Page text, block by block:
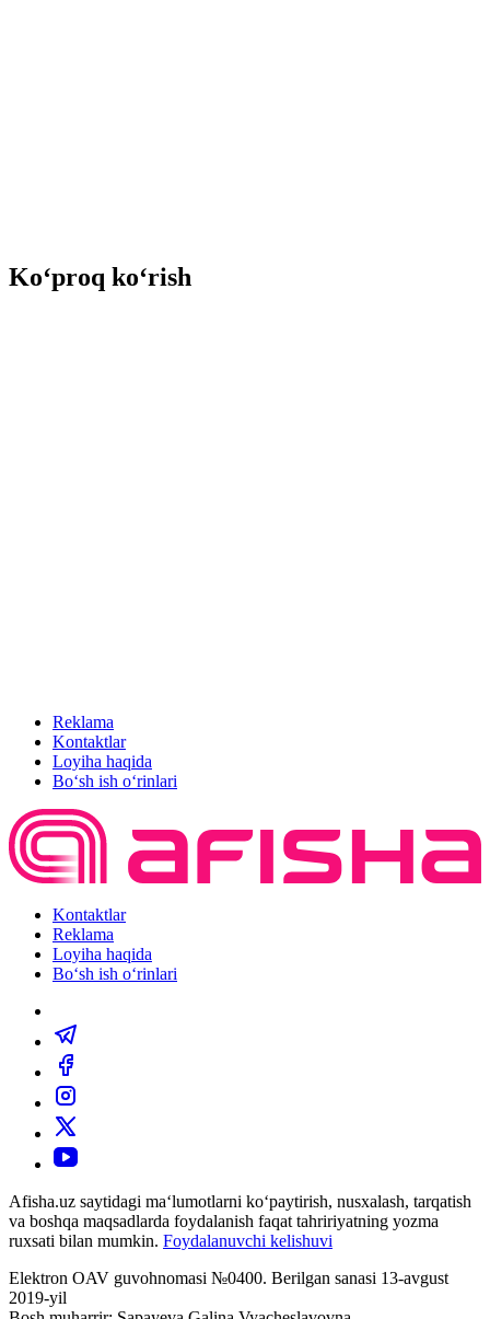
Ko‘proq ko‘rish
Reklama
Kontaktlar
Loyiha haqida
Bo‘sh ish o‘rinlari
Kontaktlar
Reklama
Loyiha haqida
Bo‘sh ish o‘rinlari
Afisha.uz saytidagi ma‘lumotlarni ko‘paytirish, nusxalash, tarqatish
va boshqa maqsadlarda foydalanish faqat tahririyatning yozma
ruxsati bilan mumkin. Foydalanuvchi kelishuvi
Elektron OAV guvohnomasi №0400. Berilgan sanasi 13-avgust
2019-yil